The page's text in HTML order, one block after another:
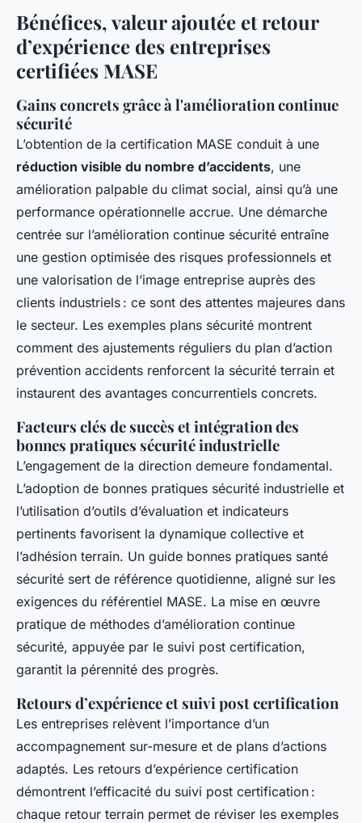
Bénéfices, valeur ajoutée et retour
d’expérience des entreprises
certifiées MASE
Gains concrets grâce à l'amélioration continue
sécurité
L’obtention de la certification MASE conduit à une
réduction visible du nombre d’accidents, une
amélioration palpable du climat social, ainsi qu’à une
performance opérationnelle accrue. Une démarche
centrée sur l’amélioration continue sécurité entraîne
une gestion optimisée des risques professionnels et
une valorisation de l’image entreprise auprès des
clients industriels : ce sont des attentes majeures dans
le secteur. Les exemples plans sécurité montrent
comment des ajustements réguliers du plan d’action
prévention accidents renforcent la sécurité terrain et
instaurent des avantages concurrentiels concrets.
Facteurs clés de succès et intégration des
bonnes pratiques sécurité industrielle
L’engagement de la direction demeure fondamental.
L’adoption de bonnes pratiques sécurité industrielle et
l’utilisation d’outils d’évaluation et indicateurs
pertinents favorisent la dynamique collective et
l’adhésion terrain. Un guide bonnes pratiques santé
sécurité sert de référence quotidienne, aligné sur les
exigences du référentiel MASE. La mise en œuvre
pratique de méthodes d’amélioration continue
sécurité, appuyée par le suivi post certification,
garantit la pérennité des progrès.
Retours d’expérience et suivi post certification
Les entreprises relèvent l’importance d’un
accompagnement sur-mesure et de plans d’actions
adaptés. Les retours d’expérience certification
démontrent l’efficacité du suivi post certification :
chaque retour terrain permet de réviser les exemples